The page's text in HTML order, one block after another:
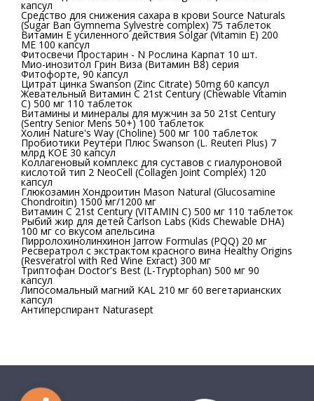
капсул
Средство для снижения сахара в крови Source Naturals
(Sugar Ban Gymnema Sylvestre complex) 75 таблеток
Витамин E усиленного действия Solgar (Vitamin E) 200
ME 100 капсул
Фитосвечи Простарин - N Рослина Карпат 10 шт.
Мио-инозитол Грин Виза (Витамин B8) серия
Фитофорте, 90 капсул
Цитрат цинка Swanson (Zinc Citrate) 50mg 60 капсул
Жевательный Витамин С 21st Century (Chewable Vitamin
C) 500 мг 110 таблеток
Витамины и минералы для мужчин за 50 21st Century
(Sentry Senior Mens 50+) 100 таблеток
Холин Nature's Way (Choline) 500 мг 100 таблеток
Пробиотики Реутери Плюс Swanson (L. Reuteri Plus) 7
млрд КОЕ 30 капсул
Коллагеновый комплекс для суставов с гиалуроновой
кислотой тип 2 NeoCell (Collagen Joint Complex) 120
капсул
Глюкозамин Хондроитин Mason Natural (Glucosamine
Chondroitin) 1500 мг/1200 мг
Витамин С 21st Century (VITAMIN C) 500 мг 110 таблеток
Рыбий жир для детей Carlson Labs (Kids Chewable DHA)
100 мг со вкусом апельсина
Пирролохинолинхинон Jarrow Formulas (PQQ) 20 мг
Ресвератрол с экстрактом красного вина Healthy Origins
(Resveratrol with Red Wine Exract) 300 мг
Триптофан Doctor's Best (L-Tryptophan) 500 мг 90
капсул
Липосомальный магний KAL 210 мг 60 вегетарианских
капсул
Антиперспирант Naturasept